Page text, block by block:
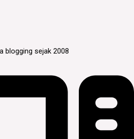
blogging sejak 2008